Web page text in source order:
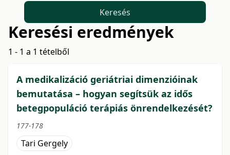
Keresés
Keresési eredmények
1 - 1 a 1 tételből
A medikalizáció geriátriai dimenzióinak
bemutatása – hogyan segítsük az idős
betegpopuláció terápiás önrendelkezését?
177-178
Tari Gergely